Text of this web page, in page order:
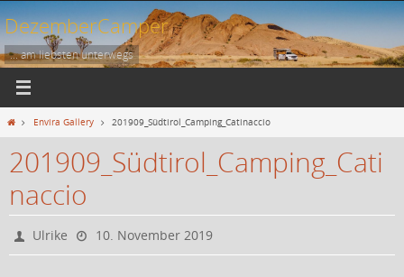
Zum
Inhalt
springen
DezemberCamper
... am liebsten unterwegs
StartEnvira Gallery 201909_Südtirol_Camping_Catinaccio
201909_Südtirol_Camping_Cati
naccio
Ulrike 10. November 2019